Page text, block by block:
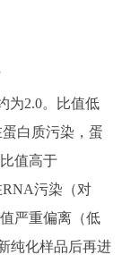
为2.0。比值低
白质污染，蛋
值高于
污染（对
严重偏离（低
纯化样品后再进